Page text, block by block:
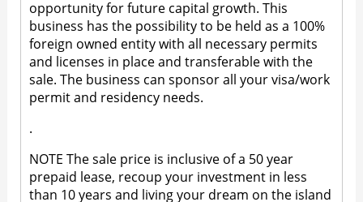
opportunity for future capital growth. This
business has the possibility to be held as a 100%
foreign owned entity with all necessary permits
and licenses in place and transferable with the
sale. The business can sponsor all your visa/work
permit and residency needs.
.
NOTE The sale price is inclusive of a 50 year
prepaid lease, recoup your investment in less
than 10 years and living your dream on the island